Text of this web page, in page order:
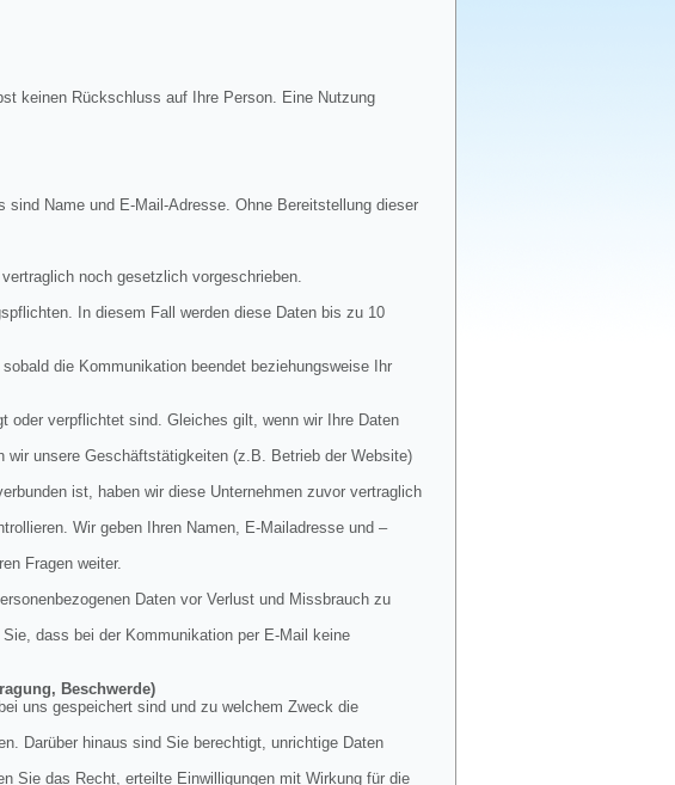
keinen Rückschluss auf Ihre Person. Eine Nutzung
Name und E-Mail-Adresse. Ohne Bereitstellung dieser
noch gesetzlich vorgeschrieben.
In diesem Fall werden diese Daten bis zu 10
die Kommunikation beendet beziehungsweise Ihr
oder verpflichtet sind. Gleiches gilt, wenn wir Ihre Daten
wir unsere Geschäftstätigkeiten (z.B. Betrieb der Website)
ist, haben wir diese Unternehmen zuvor vertraglich
Wir geben Ihren Namen, E-Mailadresse und –
Fragen weiter.
Daten vor Verlust und Missbrauch zu
dass bei der Kommunikation per E-Mail keine
Beschwerde)
uns gespeichert sind und zu welchem Zweck die
Darüber hinaus sind Sie berechtigt, unrichtige Daten
Sie das Recht, erteilte Einwilligungen mit Wirkung für die